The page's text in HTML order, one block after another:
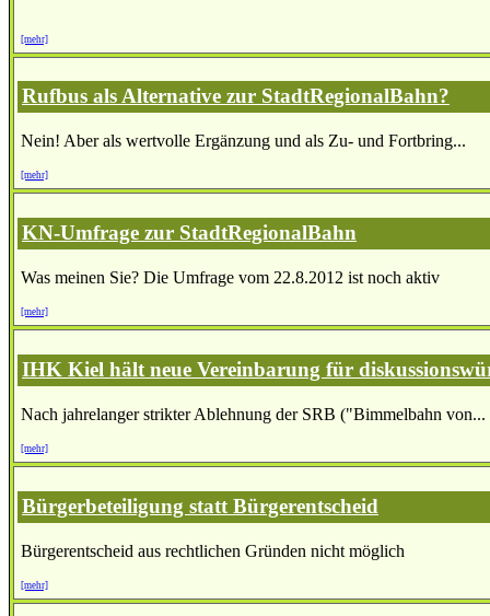
[mehr]
Rufbus als Alternative zur StadtRegionalBahn?
Nein! Aber als wertvolle Ergänzung und als Zu- und Fortbring...
[mehr]
KN-Umfrage zur StadtRegionalBahn
Was meinen Sie? Die Umfrage vom 22.8.2012 ist noch aktiv
[mehr]
IHK Kiel hält neue Vereinbarung für
Nach jahrelanger strikter Ablehnung der SRB ("Bimmelbahn von...
[mehr]
Bürgerbeteiligung statt Bürgerentscheid
Bürgerentscheid aus rechtlichen Gründen nicht möglich
[mehr]